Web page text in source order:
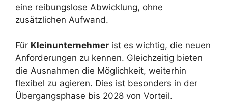
eine reibungslose Abwicklung, ohne
zusätzlichen Aufwand.
Für Kleinunternehmer ist es wichtig, die neuen
Anforderungen zu kennen. Gleichzeitig bieten
die Ausnahmen die Möglichkeit, weiterhin
flexibel zu agieren. Dies ist besonders in der
Übergangsphase bis 2028 von Vorteil.